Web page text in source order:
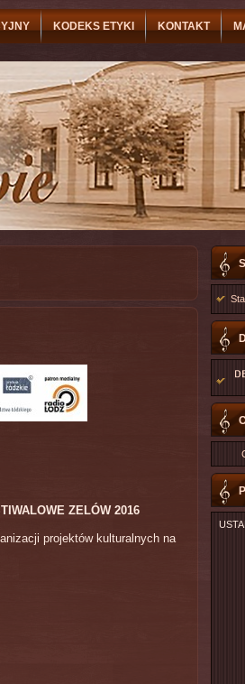
KODEKS ETYKI KONTAKT
ZELÓW 2016
projektów kulturalnych na